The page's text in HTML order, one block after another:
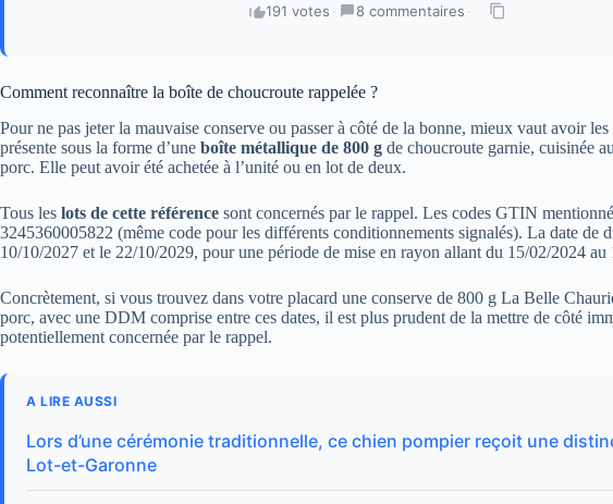
191 votes · 8 commentaires ·
Comment reconnaître la boîte de choucroute rappelée ?
Pour ne pas jeter la mauvaise conserve ou passer à côté de la bonne, mieux vaut avoir
présente sous la forme d’une boîte métallique de 800 g de choucroute garnie, cuisinée
porc. Elle peut avoir été achetée à l’unité ou en lot de deux.
Tous les lots de cette référence sont concernés par le rappel. Les codes GTIN
3245360005822 (même code pour les différents conditionnements signalés). La date
10/10/2027 et le 22/10/2029, pour une période de mise en rayon allant du 15/02/2024 au
Concrètement, si vous trouvez dans votre placard une conserve de 800 g La Belle
porc, avec une DDM comprise entre ces dates, il est plus prudent de la mettre de côté
potentiellement concernée par le rappel.
A LIRE AUSSI
Lors d’une cérémonie traditionnelle, ce chien pompier reçoit une
Lot-et-Garonne